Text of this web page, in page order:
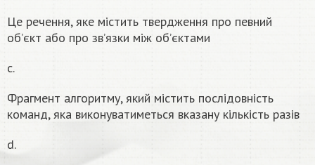
Це речення, яке містить твердження про певний
об’єкт або про зв’язки між об’єктами
c.
Фрагмент алгоритму, який містить послідовність
команд, яка виконуватиметься вказану кількість разів
d.